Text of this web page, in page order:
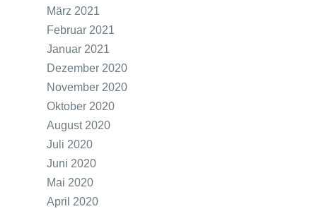
März 2021
Februar 2021
Januar 2021
Dezember 2020
November 2020
Oktober 2020
August 2020
Juli 2020
Juni 2020
Mai 2020
April 2020